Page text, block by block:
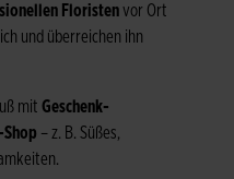
Floristenvor Ort
und überreichen ihn
mit Geschenk-
– z. B. Süßes,